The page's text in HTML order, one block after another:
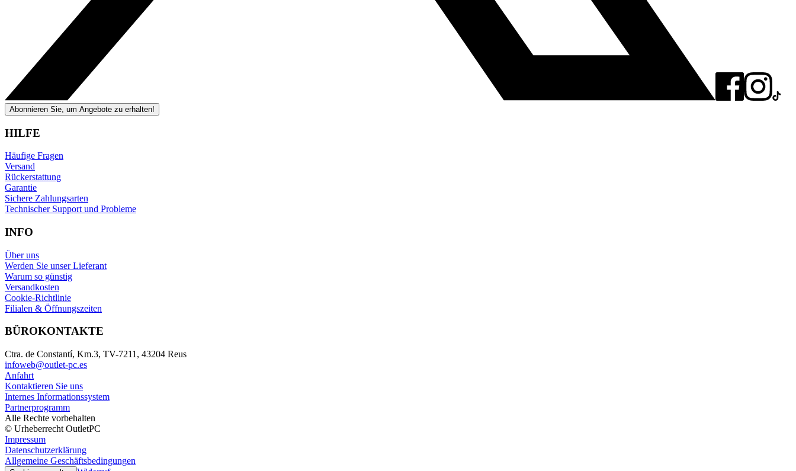
Abonnieren Sie, um Angebote zu erhalten!
HILFE
Häufige Fragen
Versand
Rückerstattung
Garantie
Sichere Zahlungsarten
Technischer Support und Probleme
INFO
Über uns
Werden Sie unser Lieferant
Warum so günstig
Versandkosten
Cookie-Richtlinie
Filialen & Öffnungszeiten
BÜROKONTAKTE
Ctra. de Constantí, Km.3, TV-7211, 43204 Reus
infoweb@outlet-pc.es
Anfahrt
Kontaktieren Sie uns
Internes Informationssystem
Partnerprogramm
Alle Rechte vorbehalten
© Urheberrecht OutletPC
Impressum
Datenschutzerklärung
Allgemeine Geschäftsbedingungen